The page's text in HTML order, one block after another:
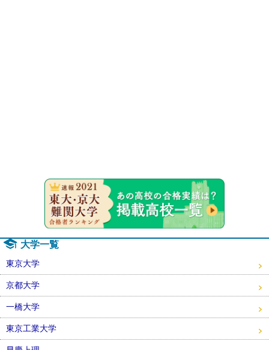
大学一覧
東京大学
京都大学
一橋大学
東京工業大学